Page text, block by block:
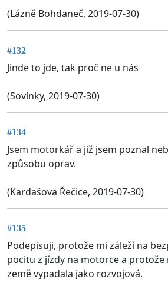
(Lázně Bohdaneč, 2019-07-30)
#132
Jinde to jde, tak proč ne u nás
(Sovínky, 2019-07-30)
#134
Jsem motorkář a již jsem poznal
způsobu oprav.
(Kardašova Řečice, 2019-07-30)
#135
Podepisuji, protože mi záleží na
pocitu z jízdy na motorce a protože
země vypadala jako rozvojová.